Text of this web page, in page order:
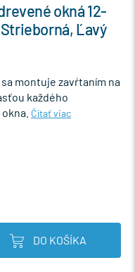
okná 12-
Ľavý
montuje zavŕtaním na
každého
Čítať viac
DO KOŠÍKA